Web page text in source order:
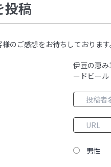
投稿
のご感想をお待ちしております
伊豆の恵
ードビール
男性